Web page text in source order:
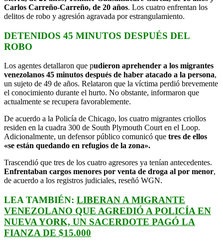
Carlos Carreño-Carreño, de 20 años. Los cuatro enfrentan los
delitos de robo y agresión agravada por estrangulamiento.
DETENIDOS 45 MINUTOS DESPUÉS DEL
ROBO
Los agentes detallaron que pudieron aprehender a los migrantes
venezolanos 45 minutos después de haber atacado a la persona,
un sujeto de 49 de años. Relataron que la víctima perdió brevemente
el conocimiento durante el hurto. No obstante, informaron que
actualmente se recupera favorablemente.
De acuerdo a la Policía de Chicago, los cuatro migrantes criollos
residen en la cuadra 300 de South Plymouth Court en el Loop.
Adicionalmente, un defensor público comunicó que tres de ellos
«se están quedando en refugios de la zona».
Trascendió que tres de los cuatro agresores ya tenían antecedentes.
Enfrentaban cargos menores por venta de droga al por menor,
de acuerdo a los registros judiciales, reseñó WGN.
LEA TAMBIÉN: LIBERAN A MIGRANTE
VENEZOLANO QUE AGREDIÓ A POLICÍA EN
NUEVA YORK, UN SACERDOTE PAGÓ LA
FIANZA DE $15.000